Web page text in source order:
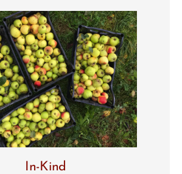
In-Kind